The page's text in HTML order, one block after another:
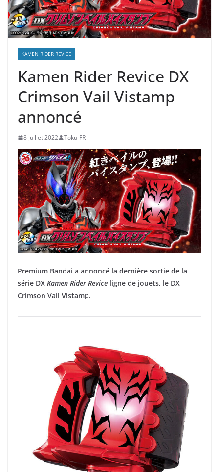
KAMEN RIDER REVICE
Kamen Rider Revice DX
Crimson Vail Vistamp
annoncé
8 juillet 2022 Toku-FR
Premium Bandai a annoncé la dernière sortie de la
série DX Kamen Rider Revice ligne de jouets, le DX
Crimson Vail Vistamp.